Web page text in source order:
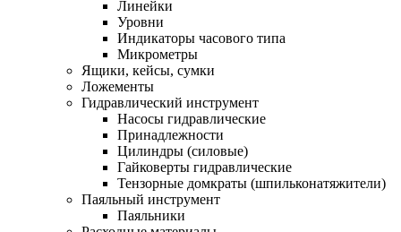
Линейки
Уровни
Индикаторы часового типа
Микрометры
Ящики, кейсы, сумки
Ложементы
Гидравлический инструмент
Насосы гидравлические
Принадлежности
Цилиндры (силовые)
Гайковерты гидравлические
Тензорные домкраты (шпильконатяжители)
Паяльный инструмент
Паяльники